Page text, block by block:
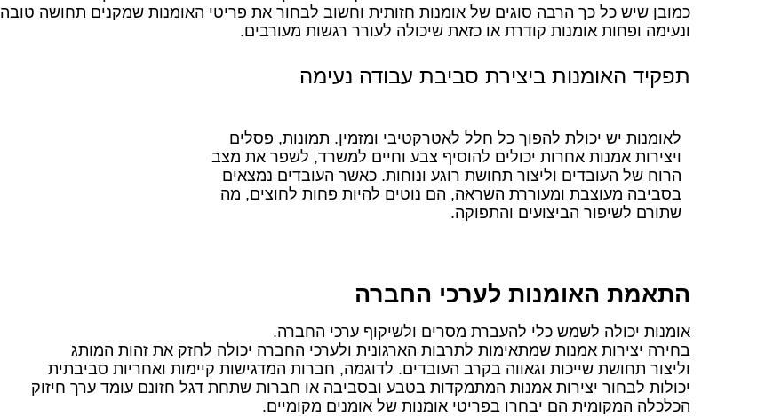
כמובן שיש כל כך הרבה סוגים של אומנות חזותית וחשוב לבחור את פריטי האומנות שמקנים תחושה טובה
ונעימה ופחות אומנות קודרת או כזאת שיכולה לעורר רגשות מעורבים.
תפקיד האומנות ביצירת סביבת עבודה נעימה
לאומנות יש יכולת להפוך כל חלל לאטרקטיבי ומזמין. תמונות, פסלים
ויצירות אמנות אחרות יכולים להוסיף צבע וחיים למשרד, לשפר את מצב
הרוח של העובדים וליצור תחושת רוגע ונוחות. כאשר העובדים נמצאים
בסביבה מעוצבת ומעוררת השראה, הם נוטים להיות פחות לחוצים, מה
שתורם לשיפור הביצועים והתפוקה.
התאמת האומנות לערכי החברה
אומנות יכולה לשמש כלי להעברת מסרים ולשיקוף ערכי החברה.
בחירה יצירות אמנות שמתאימות לתרבות הארגונית ולערכי החברה יכולה לחזק את זהות המותג
וליצור תחושת שייכות וגאווה בקרב העובדים. לדוגמה, חברות המדגישות קיימות ואחריות סביבתית
יכולות לבחור יצירות אמנות המתמקדות בטבע ובסביבה או חברות שתחת דגל חזונם עומד ערך חיזוק
הכלכלה המקומית הם יבחרו בפריטי אומנות של אומנים מקומיים.